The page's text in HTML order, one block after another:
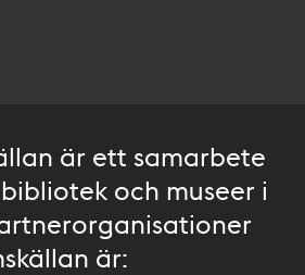
är ett samarbete
och museer i
är: